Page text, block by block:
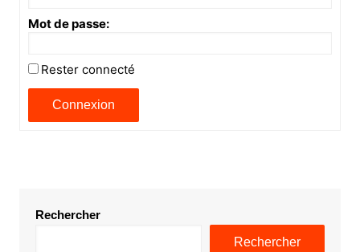
Mot de passe:
Rester connecté
Connexion
Rechercher
Rechercher